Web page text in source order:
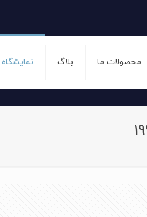
محصولات ما بلاگ